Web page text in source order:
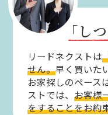
「し
リードネクストは
せん。早く買いた
お家探しのペース
ストでは、お客様
をすることをお約